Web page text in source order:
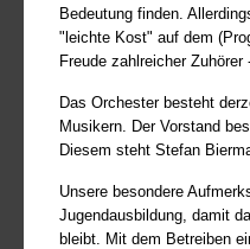
Bedeutung finden.
"leichte Kost" auf dem
Freude zahlreicher Zuhörer
Das Orchester besteht
Musikern. Der Vorstand
Diesem steht Stefan
Unsere besondere
Jugendausbildung, damit
bleibt. Mit dem Betreiben